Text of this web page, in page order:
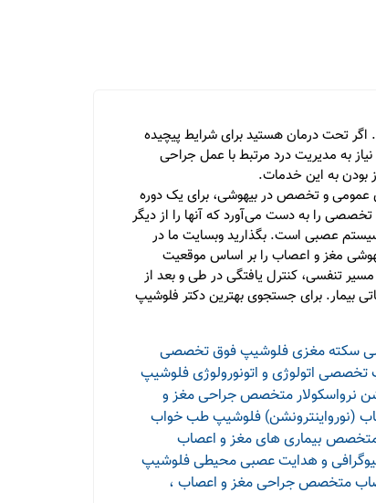
تحت درمان هستید برای شرایط پیچیده
1. جراحی مغز و اعصاب 2. اختلالات مغزی یا عصبی مانند سکته، پارکینسون یا صرع 3. درد شدید ناشی از بیماری مغزی یا عصبی 4. نیاز به مدیریت درد مرتبط با عمل جراحی
بودن به این خدمات.
و تخصص در بیهوشی، برای یک دوره
را به دست می‌‌آورد که آنها را از دیگر
سیستم عصبی است. بگذارید وبسایت ما در
مغز و اعصاب را بر اساس موقعیت
مسیر تنفسی، کنترل یافتگی در طی و بعد از
بیمار. برای جستجوی بهترین دکتر فلوشیپ
سکته مغزیفلوشیپ فوق تخصصی
اتولوژی و اتونورولوژیفلوشیپ
متخصص جراحی مغز و
(نورواینترونشن) فلوشیپ طب خواب
بیماری های مغز و اعصاب
و هدایت عصبی محیطیفلوشیپ
متخصص جراحی مغز و اعصاب ،